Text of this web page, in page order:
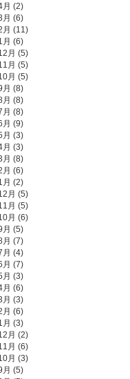
(2)
(6)
(11)
(6)
月 (5)
月 (5)
月 (5)
(8)
(8)
(8)
(9)
(3)
(3)
(8)
(6)
(2)
月 (5)
月 (5)
月 (6)
(5)
(7)
(4)
(7)
(3)
(6)
(3)
(6)
(3)
月 (2)
月 (6)
月 (3)
(5)